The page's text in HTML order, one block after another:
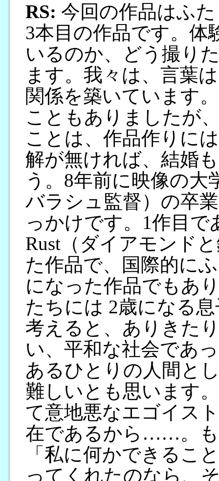
RS: 今回の作品はふ
3本目の作品です。体
いるのか、どう撮り
ます。我々は、言葉
関係を築いています
こともありましたが
ことは、作品作りに
解が無ければ、結婚
う。8年前に映像の大
バラシュ監督）の卒
っかけです。1作目で
Rust（ダイアモンド
た作品で、国際的に
になった作品でもあ
たちには 2歳になる
考えると、ありきた
い、平和な社会であ
あるひとりの人間と
難しいとも思います
て意地悪なエゴイス
在であるから……。も
「私に何かできるこ
ってくれたのなら、